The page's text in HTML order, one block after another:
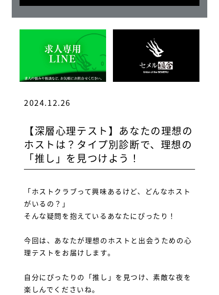
2024.12.26
【深層心理テスト】あなたの理想の
ホストは？タイプ別診断で、理想の
「推し」を見つけよう！
「ホストクラブって興味あるけど、どんなホスト
がいるの？」
そんな疑問を抱えているあなたにぴったり！
今回は、あなたが理想のホストと出会うための心
理テストをお届けします。
自分にぴったりの「推し」を見つけ、素敵な夜を
楽しんでくださいね。